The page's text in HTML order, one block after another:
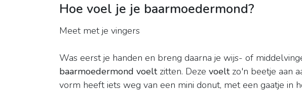
Hoe voel je je baarmoedermond?
Meet met je vingers
Was eerst je handen en breng daarna je wijs- of
baarmoedermond voeltzitten. Deze voeltzo'n beetje aan
vorm heeft iets weg van een mini donut, met een gaatje in